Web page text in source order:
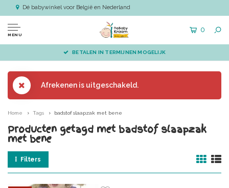
Dé babywinkel voor België en Nederland
MENU
0
BETALEN IN TERMIJNEN MOGELIJK
Afrekenen is uitgeschakeld.
Home Tags badstof slaapzak met bene
Producten getagd met badstof slaapzak
met bene
Filters